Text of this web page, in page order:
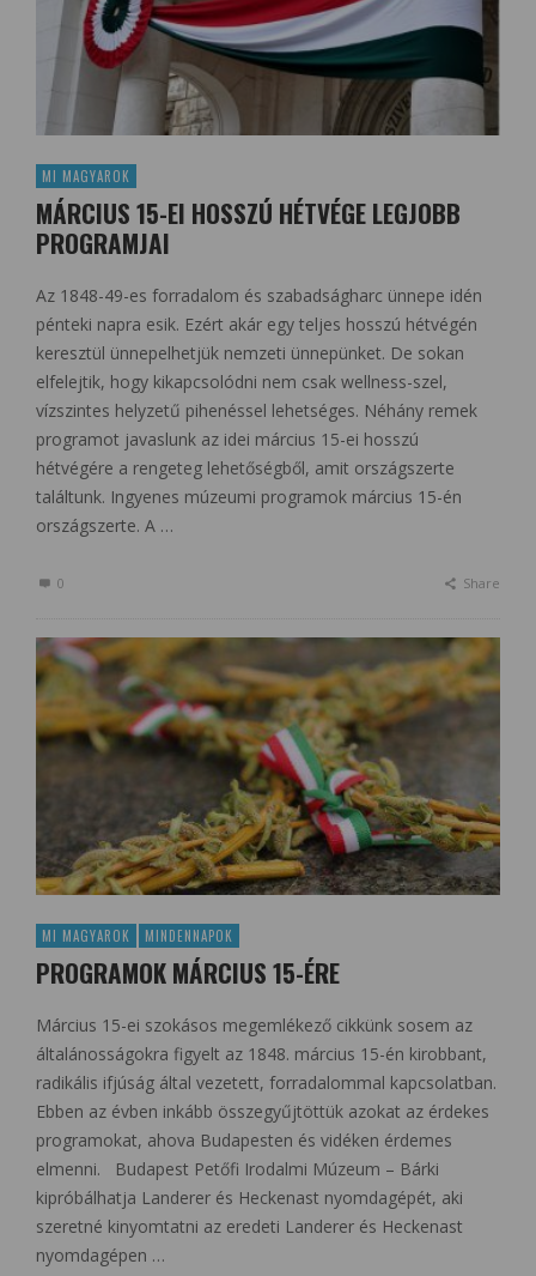
MI MAGYAROK
MÁRCIUS 15-EI HOSSZÚ HÉTVÉGE LEGJOBB
PROGRAMJAI
Az 1848-49-es forradalom és szabadságharc ünnepe idén
pénteki napra esik. Ezért akár egy teljes hosszú hétvégén
keresztül ünnepelhetjük nemzeti ünnepünket. De sokan
elfelejtik, hogy kikapcsolódni nem csak wellness-szel,
vízszintes helyzetű pihenéssel lehetséges. Néhány remek
programot javaslunk az idei március 15-ei hosszú
hétvégére a rengeteg lehetőségből, amit országszerte
találtunk. Ingyenes múzeumi programok március 15-én
országszerte. A …
0 Share
MI MAGYAROK MINDENNAPOK
PROGRAMOK MÁRCIUS 15-ÉRE
Március 15-ei szokásos megemlékező cikkünk sosem az
általánosságokra figyelt az 1848. március 15-én kirobbant,
radikális ifjúság által vezetett, forradalommal kapcsolatban.
Ebben az évben inkább összegyűjtöttük azokat az érdekes
programokat, ahova Budapesten és vidéken érdemes
elmenni. Budapest Petőfi Irodalmi Múzeum – Bárki
kipróbálhatja Landerer és Heckenast nyomdagépét, aki
szeretné kinyomtatni az eredeti Landerer és Heckenast
nyomdagépen …